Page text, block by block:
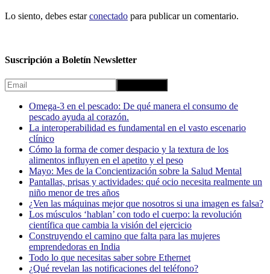
Lo siento, debes estarconectado para publicar un comentario.
Suscripción a Boletín Newsletter
Omega-3 en el pescado: De qué manera el consumo de
pescado ayuda al corazón.
La interoperabilidad es fundamental en el vasto escenario
clínico
Cómo la forma de comer despacio y la textura de los
alimentos influyen en el apetito y el peso
Mayo: Mes de la Concientización sobre la Salud Mental
Pantallas, prisas y actividades: qué ocio necesita realmente un
niño menor de tres años
¿Ven las máquinas mejor que nosotros si una imagen es falsa?
Los músculos ‘hablan’ con todo el cuerpo: la revolución
científica que cambia la visión del ejercicio
Construyendo el camino que falta para las mujeres
emprendedoras en India
Todo lo que necesitas saber sobre Ethernet
¿Qué revelan las notificaciones del teléfono?